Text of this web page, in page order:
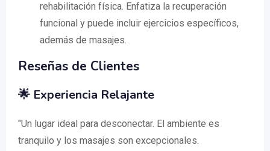
rehabilitación física. Enfatiza la recuperación
funcional y puede incluir ejercicios específicos,
además de masajes.
Reseñas de Clientes
🌟 Experiencia Relajante
"Un lugar ideal para desconectar. El ambiente es
tranquilo y los masajes son excepcionales.